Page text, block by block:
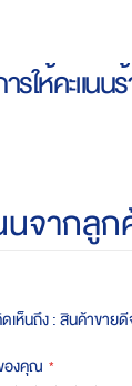
รให้คะแนน
นจากลูก
เห็นถึง : สินค้าขาย
องคุณ